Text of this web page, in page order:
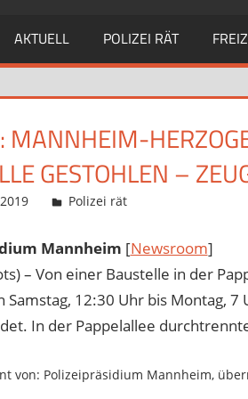
AKTUELL POLIZEI RÄT
MANNHEIM-
GESTOHLEN –
Richard Uhl
Polizei rät
Mannheim [Newsroom]
– Von einer Baustelle in der
Samstag, 12:30 Uhr bis Montag,
In der Pappelallee
von: Polizeipräsidium Mannheim,